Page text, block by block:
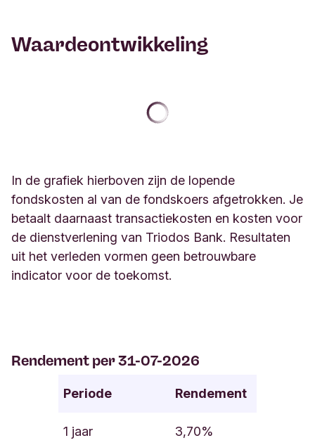
Waardeontwikkeling
In de grafiek hierboven zijn de lopende
fondskosten al van de fondskoers afgetrokken. Je
betaalt daarnaast transactiekosten en kosten voor
de dienstverlening van Triodos Bank. Resultaten
uit het verleden vormen geen betrouwbare
indicator voor de toekomst.
Rendement per 31-07-2026
Periode Rendement
1 jaar 3,70%